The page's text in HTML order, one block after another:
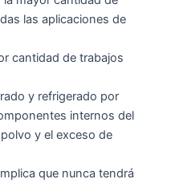
las aplicaciones de
cantidad de trabajos
y refrigerado por
internos del
y el exceso de
que nunca tendrá